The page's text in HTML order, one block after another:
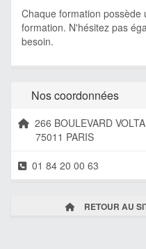
Chaque formation
formation. N'hésitez pas
besoin.
Nos coordonnées
266 BOULEVARD
75011 PARIS
01 84 20 00 63
RETOUR AU